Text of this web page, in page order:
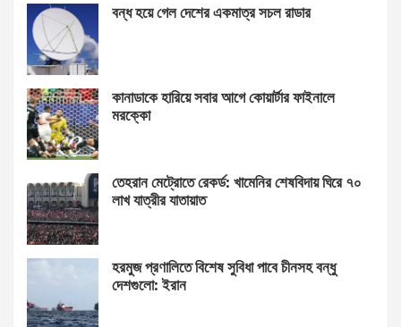
বন্ধ হয়ে গেল দেশের একমাত্র সচল রাডার
কানাডাকে হারিয়ে সবার আগে কোয়ার্টার ফাইনালে
মরক্কো
তেহরান মেট্রোতে রেকর্ড: খামেনির শেষবিদায় ঘিরে ৭০
লাখ যাত্রীর যাতায়াত
হরমুজ প্রণালিতে বিশেষ সুবিধা পাবে চীনসহ বন্ধু
দেশগুলো: ইরান